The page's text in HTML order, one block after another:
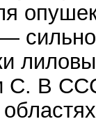
С. В